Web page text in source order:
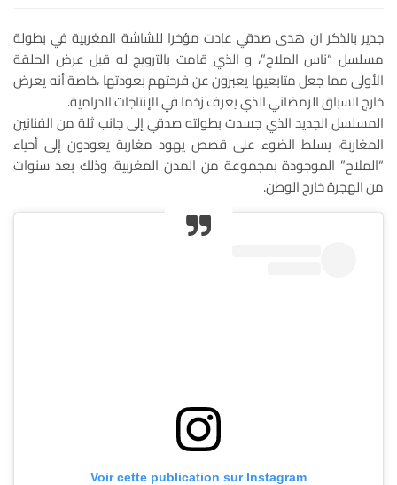
جدير بالذكر ان هدى صدقي عادت مؤخرا للشاشة المغربية في بطولة
مسلسل “ناس الملاح”، و الذي قامت بالترويج له قبل عرض الحلقة
الأولى مما جعل متابعيها يعبرون عن فرحتهم بعودتها ،خاصة أنه يعرض
خارج السباق الرمضاني الذي يعرف زخما في الإنتاجات الدرامية.
المسلسل الجديد الذي جسدت بطولته صدقي إلى جانب ثلة من الفنانين
المغاربة، يسلط الضوء على قصص يهود مغاربة يعودون إلى أحياء
“الملاح” الموجودة بمجموعة من المدن المغربية، وذلك بعد سنوات
من الهجرة خارج الوطن.
Voir cette publication sur Instagram